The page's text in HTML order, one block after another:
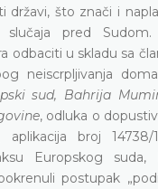
državi, što znači i
slučaja pred
odbaciti u skladu sa
neiscrpljivanja
sud, Bahrija
, odluka o
aplikacija broj
Europskog
postupak